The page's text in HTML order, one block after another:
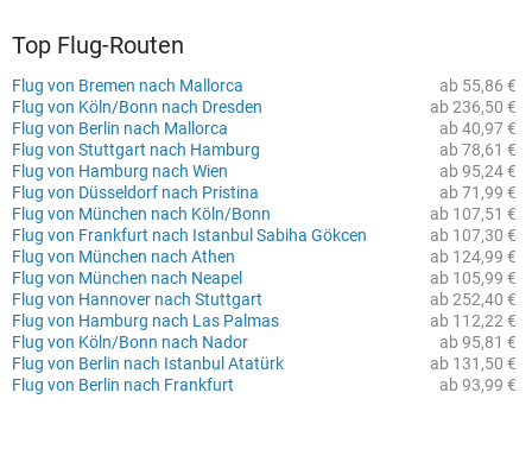
Top Flug-Routen
ab 55,86 €
Flug von Bremen nach Mallorca
ab 236,50 €
Flug von Köln/Bonn nach Dresden
ab 40,97 €
Flug von Berlin nach Mallorca
ab 78,61 €
Flug von Stuttgart nach Hamburg
ab 95,24 €
Flug von Hamburg nach Wien
ab 71,99 €
Flug von Düsseldorf nach Pristina
ab 107,51 €
Flug von München nach Köln/Bonn
ab 107,30 €
Flug von Frankfurt nach Istanbul Sabiha Gökcen
ab 124,99 €
Flug von München nach Athen
ab 105,99 €
Flug von München nach Neapel
ab 252,40 €
Flug von Hannover nach Stuttgart
ab 112,22 €
Flug von Hamburg nach Las Palmas
ab 95,81 €
Flug von Köln/Bonn nach Nador
ab 131,50 €
Flug von Berlin nach Istanbul Atatürk
ab 93,99 €
Flug von Berlin nach Frankfurt